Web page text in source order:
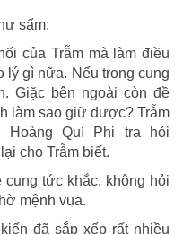
sấm:
của Trẫm mà làm điều
lý gì nữa. Nếu trong cung
Giặc bên ngoài còn đề
làm sao giữ được? Trẫm
Hoàng Quí Phi tra hỏi
cho Trẫm biết.
tức khắc, không hỏi
mệnh vua.
đã sắp xếp rất nhiều